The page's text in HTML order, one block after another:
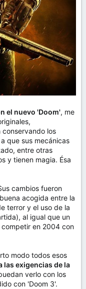
el nuevo 'Doom', me
conservando los
que sus mecánicas
entre otras
y tienen magia. Ésa
cambios fueron
acogida entre la
terror y el uso de la
al igual que un
en 2004 con
modo todos esos
las exigencias de la
verlo con los
con 'Doom 3'.